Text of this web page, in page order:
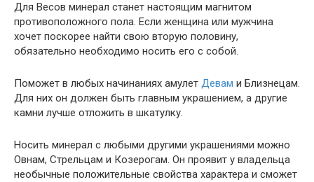
Для Весов минерал станет настоящим магнитом
противоположного пола. Если женщина или мужчина
хочет поскорее найти свою вторую половину,
обязательно необходимо носить его с собой.
Поможет в любых начинаниях амулет Девам и Близнецам.
Для них он должен быть главным украшением, а другие
камни лучше отложить в шкатулку.
Носить минерал с любыми другими украшениями можно
Овнам, Стрельцам и Козерогам. Он проявит у владельца
необычные положительные свойства характера и сможет